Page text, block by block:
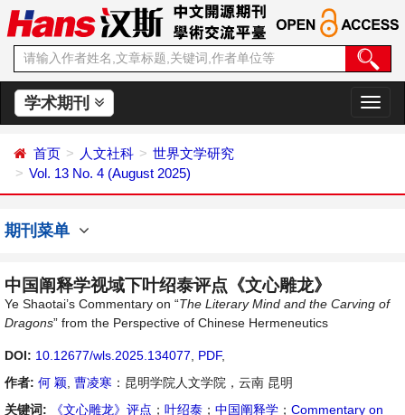
学术期刊
切
换
首页 人文社科
世界文学研究
Vol. 13 No. 4 (August 2025)
期刊菜单
中国阐释学视域下叶绍泰评点《文心雕龙》
Ye Shaotai’s Commentary on “The LiteraryMind and the Carving of
Dragons” from the Perspective of Chinese Hermeneutics
DOI: 10.12677/wls.2025.134077 PDF,
作者: 何 颖 曹凌寒 ：昆明学院人文学院，云南 昆明
关键词:
《文心雕龙》评点 ； 叶绍泰 ； 中国阐释学 ； Commentary on